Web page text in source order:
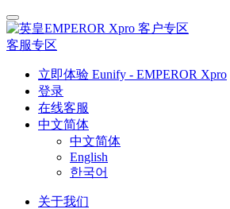
客户专区
客服专区
立即体验 Eunify - EMPEROR Xpro
登录
在线客服
中文简体
中文简体
English
한국어
关于我们